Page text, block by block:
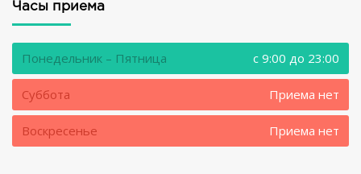
Часы приема
Понедельник – Пятница c 9:00 до 23:00
Суббота Приема нет
Воскресенье Приема нет